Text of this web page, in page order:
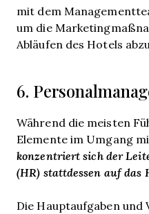
mit dem
um die
Abläufen des Hotels
6.
Während die meisten
Elemente im Umgang
konzentriert sich der
(HR) stattdessen auf das
Die Hauptaufgaben